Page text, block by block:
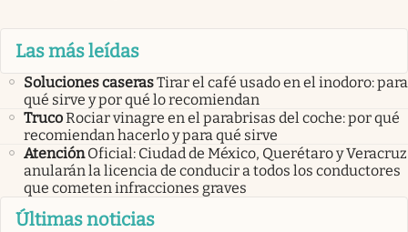
Las más leídas
Soluciones caserasTirar el café usado en el inodoro: para
qué sirve y por qué lo recomiendan
TrucoRociar vinagre en el parabrisas del coche: por qué
recomiendan hacerlo y para qué sirve
Atención Oficial: Ciudad de México, Querétaro y Veracruz
anularán la licencia de conducir a todos los conductores
que cometen infracciones graves
Últimas noticias